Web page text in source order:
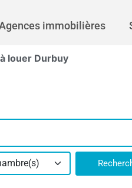
immobilières
louer Durbuy